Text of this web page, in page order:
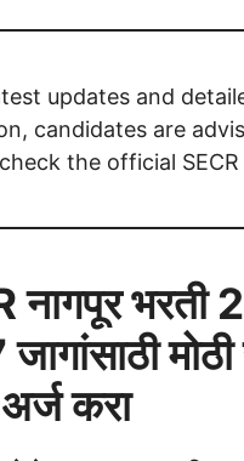
updates and
candidates are
the official
नागपूर भरती
मोठी
करा